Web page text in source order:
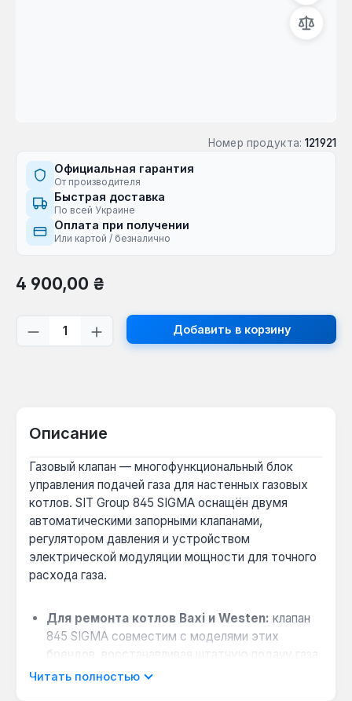
Номер продукта: 121921
Официальная гарантия
От производителя
Быстрая доставка
По всей Украине
Оплата при получении
Или картой / безналично
Обычная цена:
4 900,00 ₴
Количество продукта: введите
Добавить в корзину
Описание
Газовый клапан — многофункциональный блок
управления подачей газа для настенных газовых
котлов. SIT Group 845 SIGMA оснащён двумя
автоматическими запорными клапанами,
регулятором давления и устройством
электрической модуляции мощности для точного
расхода газа.
Для ремонта котлов Baxi и Westen: клапан
845 SIGMA совместим с моделями этих
брендов, восстанавливая штатную подачу газа
при замене оригинального узла.
Читать полностью